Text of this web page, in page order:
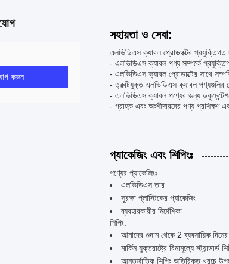
করুন
সহায়তা ও সেবা:
এলভিডিএস ক্যাবল প্রোডাক্টের প্রযুক্তিগত
- এলভিডিএস ক্যাবল পণ্য সম্পর্কে
- এলভিডিএস ক্যাবল প্রোডাক্টের সাথে
- ত্রুটিযুক্ত এলভিডিএস ক্যাবল পণ্যগুলির
- এলভিডিএস ক্যাবল পণ্যের জন্য
- গ্রাহক এবং অংশীদারদের পণ্য প্রশিক্ষণ
প্যাকেজিং এবং শিপিংঃ
পণ্যের প্যাকেজিংঃ
এলভিডিএস তার
সুরক্ষা প্লাস্টিকের প্যাকেজিং
ব্যবহারকারীর নির্দেশিকা
শিপিং:
আমাদের গুদাম থেকে 2 ব্যবসায়িক
মার্কিন যুক্তরাষ্ট্রে বিনামূল্যে স্ট্যান্ডার্ড
আন্তর্জাতিক শিপিং অতিরিক্ত খরচে